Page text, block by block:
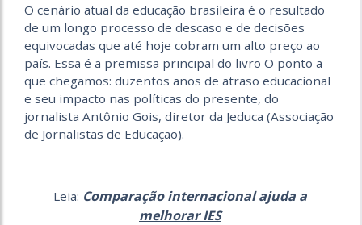
O cenário atual da educação brasileira é o resultado
de um longo processo de descaso e de decisões
equivocadas que até hoje cobram um alto preço ao
país. Essa é a premissa principal do livro O ponto a
que chegamos: duzentos anos de atraso educacional
e seu impacto nas políticas do presente, do
jornalista Antônio Gois, diretor da Jeduca (Associação
de Jornalistas de Educação).
Leia: Comparação internacional ajuda a
melhorar IES